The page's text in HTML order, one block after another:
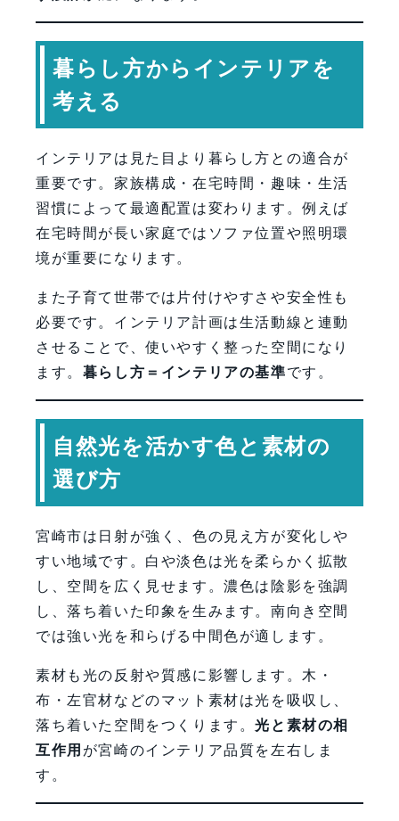
暮らし方からインテリアを
考える
インテリアは見た目より暮らし方との適合が
重要です。家族構成・在宅時間・趣味・生活
習慣によって最適配置は変わります。例えば
在宅時間が長い家庭ではソファ位置や照明環
境が重要になります。
また子育て世帯では片付けやすさや安全性も
必要です。インテリア計画は生活動線と連動
させることで、使いやすく整った空間になり
ます。 暮らし方＝インテリアの基準です。
自然光を活かす色と素材の
選び方
宮崎市は日射が強く、色の見え方が変化しや
すい地域です。白や淡色は光を柔らかく拡散
し、空間を広く見せます。濃色は陰影を強調
し、落ち着いた印象を生みます。南向き空間
では強い光を和らげる中間色が適します。
素材も光の反射や質感に影響します。木・
布・左官材などのマット素材は光を吸収し、
落ち着いた空間をつくります。光と素材の相
互作用 が宮崎のインテリア品質を左右しま
す。